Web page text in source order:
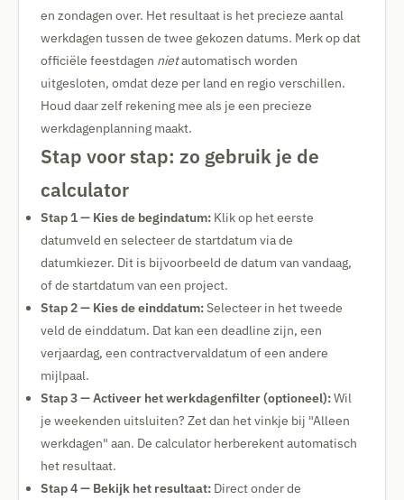
en zondagen over. Het resultaat is het precieze aantal
werkdagen tussen de twee gekozen datums. Merk op dat
officiële feestdagen nietautomatisch worden
uitgesloten, omdat deze per land en regio verschillen.
Houd daar zelf rekening mee als je een precieze
werkdagenplanning maakt.
Stap voor stap: zo gebruik je de
calculator
Stap 1 — Kies de begindatum: Klik op het eerste
datumveld en selecteer de startdatum via de
datumkiezer. Dit is bijvoorbeeld de datum van vandaag,
of de startdatum van een project.
Stap 2 — Kies de einddatum:Selecteer in het tweede
veld de einddatum. Dat kan een deadline zijn, een
verjaardag, een contractvervaldatum of een andere
mijlpaal.
Stap 3 — Activeer het werkdagenfilter (optioneel):Wil
je weekenden uitsluiten? Zet dan het vinkje bij "Alleen
werkdagen" aan. De calculator herberekent automatisch
het resultaat.
Stap 4 — Bekijk het resultaat: Direct onder de